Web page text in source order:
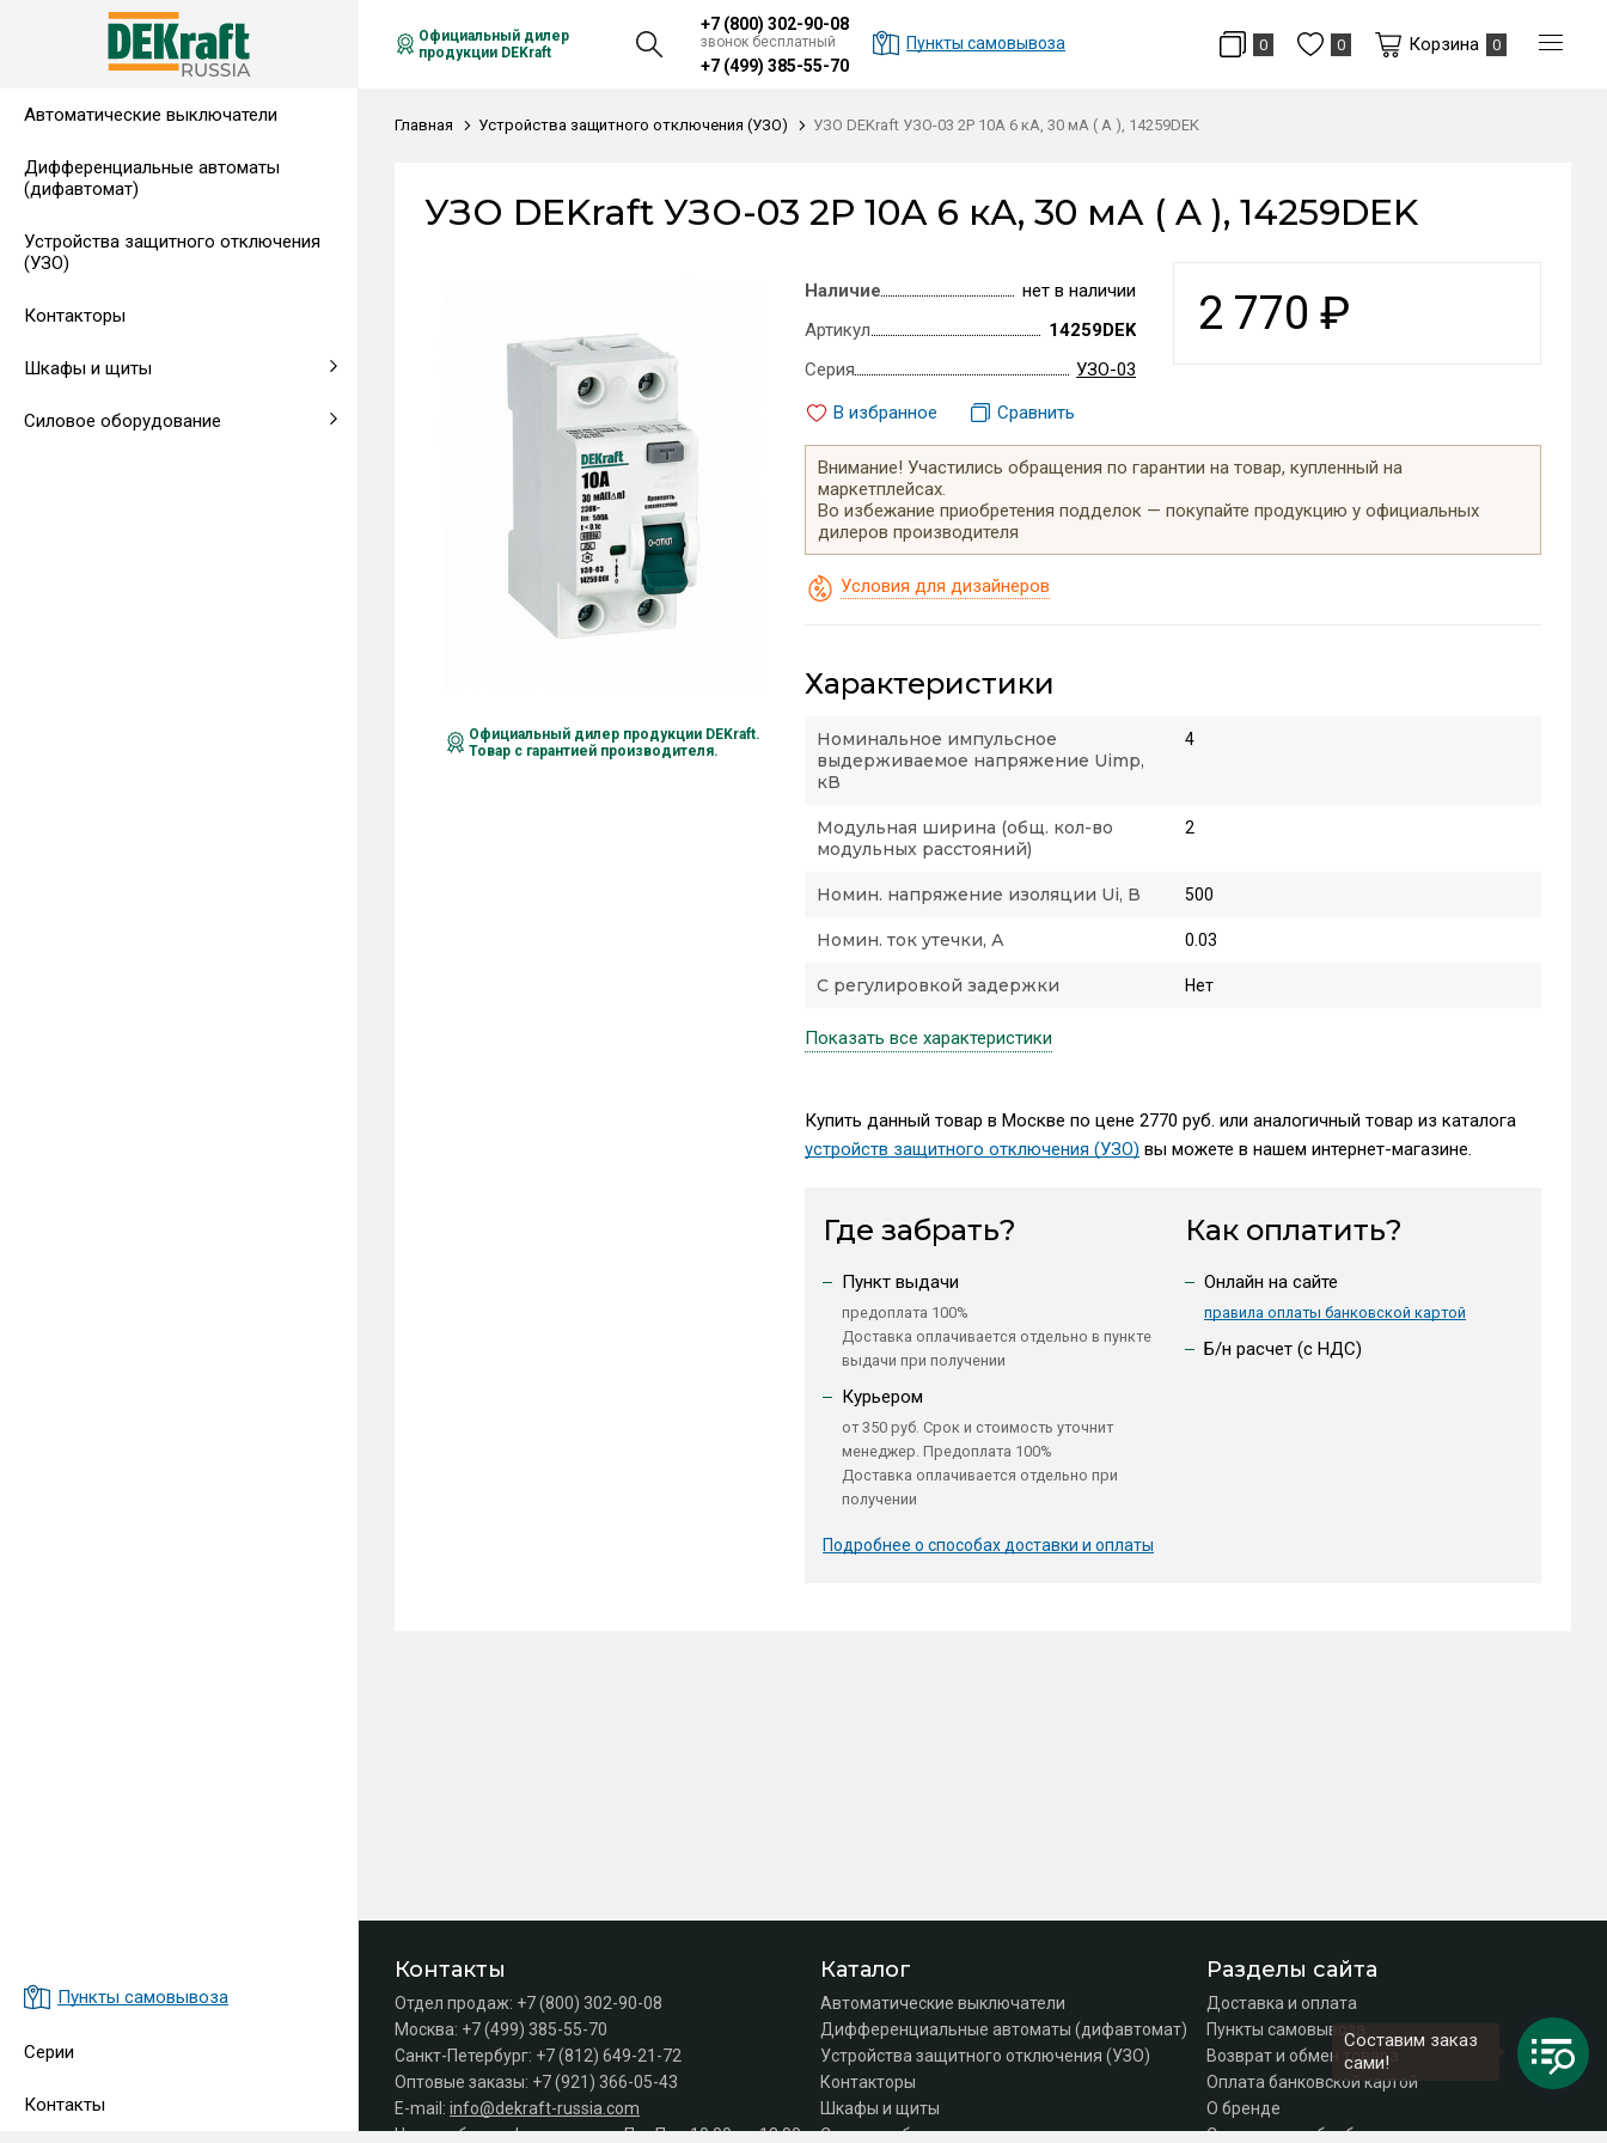
Автоматические выключатели
Дифференциальные автоматы
(дифавтомат)
Устройства защитного отключения
(УЗО)
Контакторы
Шкафы и щиты
Распределительные щиты,
Напольные щиты
Клеммы и комплектующие
Клеммы на DIN-рейку
Аксессуары для щитов
Силовое оборудование
Автоматические выключатели в
Аксессуары
Предохранители
Щитовые приборы
Амперметры
Автоматические воздушные
выключатели
Воздушные автоматические
Пункты самовывоза
Серии
Контакты
Официальный дилер
продукции DEKraft
+7 (800) 302-90-08
звонок бесплатный
+7 (499) 385-55-70
Пункты самовывоза 0 0 Корзина 0
Главная Устройства защитного отключения (УЗО) УЗО DEKraft УЗО-03 2P 10А 6 кА, 30 мА ( A ), 14259DEK
УЗО DEKraft УЗО-03 2P 10А 6 кА, 30 мА ( A ), 14259DEK
Официальный дилер продукции DEKraft.
Товар с гарантией производителя.
2 770 ₽
Наличие
нет в наличии
Артикул
14259DEK
Серия
УЗО-03
В избранное
Сравнить
Внимание! Участились обращения по гарантии на товар, купленный на
маркетплейсах.
Во избежание приобретения подделок — покупайте продукцию у официальных
дилеров производителя
Условия для дизайнеров
Характеристики
Номинальное импульсное
выдерживаемое напряжение Uimp,
кВ
4
Модульная ширина (общ. кол-во
модульных расстояний)
2
Номин. напряжение изоляции Ui, В 500
Номин. ток утечки, А 0.03
С регулировкой задержки Нет
Показать все характеристики
Купить данный товар в Москве по цене 2770 руб. или аналогичный товар из каталога
устройств защитного отключения (УЗО) вы можете в нашем интернет-магазине.
Где забрать?
Пункт выдачи
предоплата 100%
Доставка оплачивается отдельно в пункте
выдачи при получении
Курьером
от 350 руб. Срок и стоимость уточнит
менеджер. Предоплата 100%
Доставка оплачивается отдельно при
получении
Подробнее о способах доставки и оплаты
Как оплатить?
Онлайн на сайте
правила оплаты банковской картой
Б/н расчет (c НДС)
Контакты
Отдел продаж: +7 (800) 302-90-08
Москва: +7 (499) 385-55-70
Санкт-Петербург: +7 (812) 649-21-72
Оптовые заказы: +7 (921) 366-05-43
E-mail: info@dekraft-russia.com
Часы работы офиса продаж: Пн–Пт с 10:00 до 18:00
Каталог
Автоматические выключатели
Дифференциальные автоматы (дифавтомат)
Устройства защитного отключения (УЗО)
Контакторы
Шкафы и щиты
Силовое оборудование
Разделы сайта
Доставка и оплата
Пункты самовывоза
Возврат и обмен товара
Оплата банковской картой
О бренде
Согласие на обработку персональных данных
Составим заказ
сами!